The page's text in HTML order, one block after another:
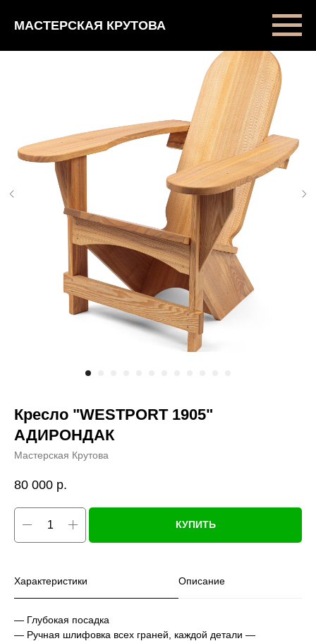
МАСТЕРСКАЯ КРУТОВА
Кресло "WESTPORT 1905"
АДИРОНДАК
Мастерская Крутова
80 000 р.
КУПИТЬ
Характеристики Описание
— Глубокая посадка
— Ручная шлифовка всех граней, каждой детали —